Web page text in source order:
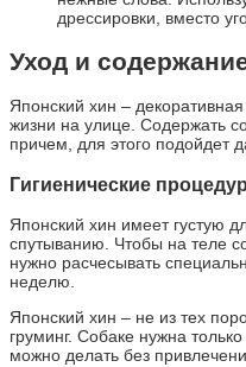
дрессировки, вместо
Уход и
Японский хин –
жизни на улице. Содержать
причем, для этого подойдет
Гигиенические
Японский хин имеет густую
спутыванию. Чтобы на теле
нужно расчесывать
неделю.
Японский хин – не из тех
груминг. Собаке нужна
можно делать без